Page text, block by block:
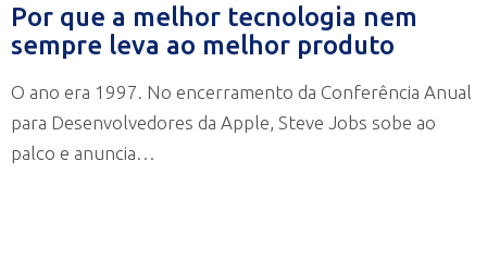
Por que a melhor tecnologia nem
sempre leva ao melhor produto
O ano era 1997. No encerramento da Conferência Anual
para Desenvolvedores da Apple, Steve Jobs sobe ao
palco e anuncia…